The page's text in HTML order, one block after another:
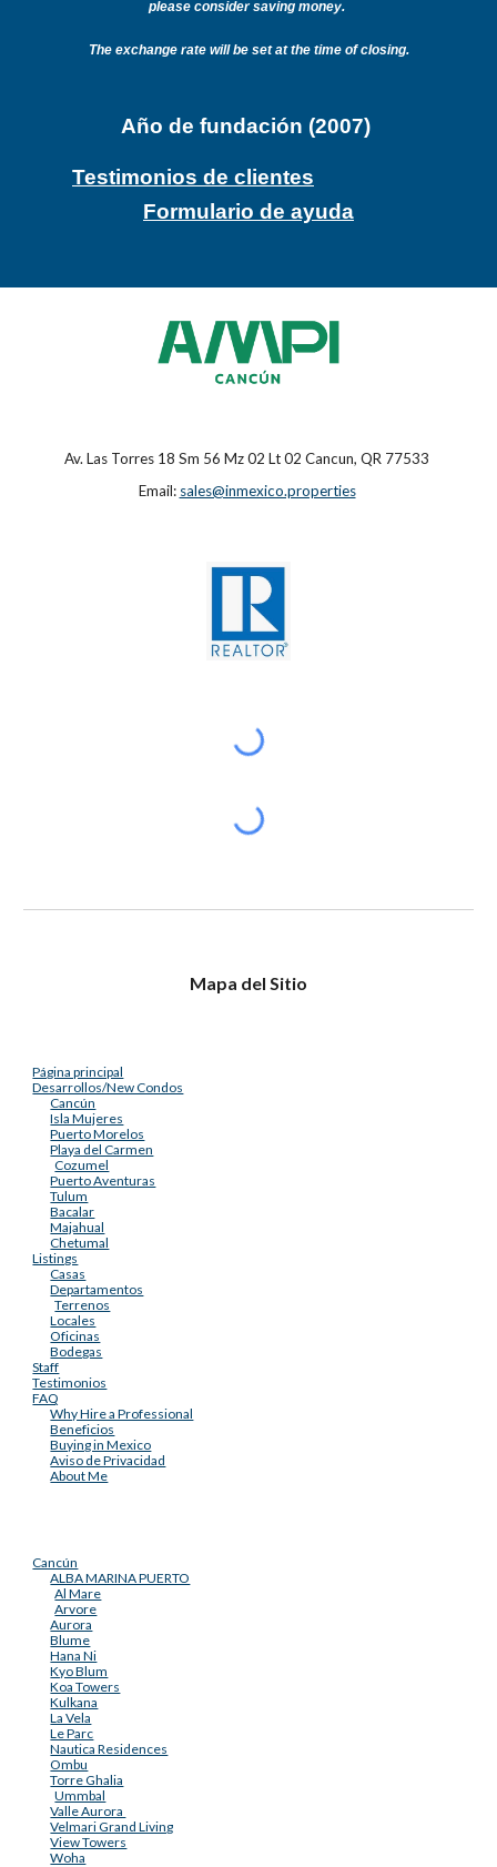
please consider saving money.
The exchange rate will be set at the time of closing.
Año de fundación (2007)
Testimonios de clientes
Formulario de ayuda
Av. Las Torres 18 Sm 56 Mz 02 Lt 02 Cancun, QR 77533
Email: sales@inmexico.properties
Mapa del Sitio
Página principal
Desarrollos/New Condos
Cancún
Isla Mujeres
Puerto Morelos
Playa del Carmen
Cozumel
Puerto Aventuras
Tulum
Bacalar
Majahual
Chetumal
Listings
Casas
Departamentos
Terrenos
Locales
Oficinas
Bodegas
Staff
Testimonios
FAQ
Why Hire a Professional
Beneficios
Buying in Mexico
Aviso de Privacidad
About Me
Cancún
ALBA MARINA PUERTO
Al Mare
Arvore
Aurora
Blume
Hana Ni
Kyo Blum
Koa Towers
Kulkana
La Vela
Le Parc
Nautica Residences
Ombu
Torre Ghalia
Ummbal
Valle Aurora
Velmari Grand Living
View Towers
Woha